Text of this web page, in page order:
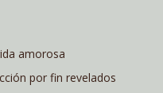
amorosa
por fin revelados